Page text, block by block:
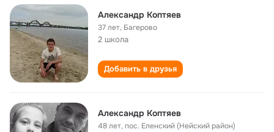
Александр Коптяев
37 лет, Багерово
2 школа
Добавить в друзья
Александр Коптяев
48 лет,пос. Еленский (Нейский район)